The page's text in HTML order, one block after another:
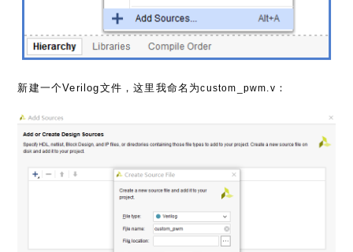
新建一个Verilog文件，这里我命名为custom_pwm.v ：